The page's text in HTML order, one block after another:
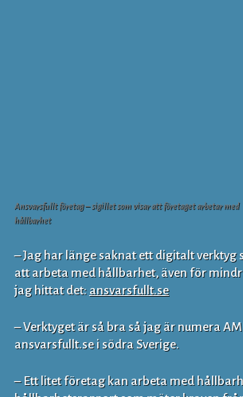
Ansvarsfullt företag – sigillet som visar att företaget arbetar med
hållbarhet
– Jag har länge saknat ett digitalt verktyg
att arbeta med hållbarhet, även för
jag hittat det: ansvarsfullt.se
– Verktyget är så bra så jag är numera
ansvarsfullt.se i södra Sverige.
– Ett litet företag kan arbeta med